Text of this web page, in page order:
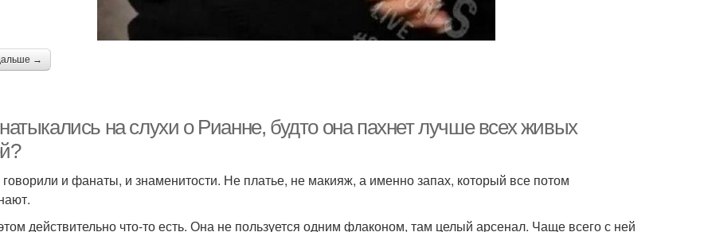
→
на слухи о Рианне, будто она пахнет лучше всех живых
и фанаты, и знаменитости. Не платье, не макияж, а именно запах, который все потом
действительно что-то есть. Она не пользуется одним флаконом, там целый арсенал. Чаще всего с ней